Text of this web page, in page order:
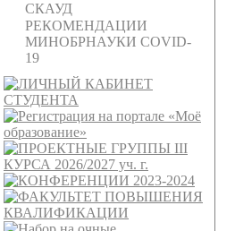
СКАУД
РЕКОМЕНДАЦИИ
МИНОБРНАУКИ COVID-
19